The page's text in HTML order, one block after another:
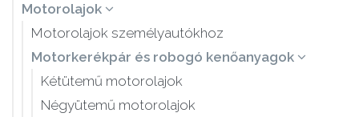
Motorolajok
Motorolajok személyautókhoz
Motorkerékpár és robogó kenőanyagok
Kétütemű motorolajok
Négyütemű motorolajok